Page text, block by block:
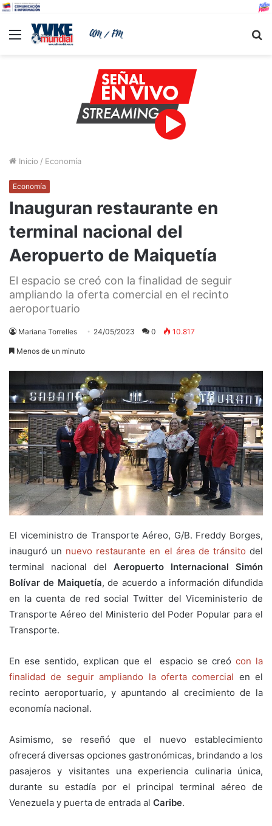
Menu
Inicio / Economía
Economía
Inauguran restaurante en
terminal nacional del
Aeropuerto de Maiquetía
El espacio se creó con la finalidad de seguir
ampliando la oferta comercial en el recinto
aeroportuario
Mariana Torrelles 24/05/2023 0 10.817
Menos de un minuto
El viceministro de Transporte Aéreo, G/B. Freddy Borges,
inauguró un nuevo restaurante en el área de tránsito del
terminal nacional del Aeropuerto Internacional Simón
Bolívar de Maiquetía, de acuerdo a información difundida
en la cuenta de red social Twitter del Viceministerio de
Transporte Aéreo del Ministerio del Poder Popular para el
Transporte.
En ese sentido, explican que el espacio se creócon la
finalidad de seguir ampliando la oferta comercial en el
recinto aeroportuario, y apuntando al crecimiento de la
economía nacional.
Asimismo, se reseñó que el nuevo establecimiento
ofrecerá diversas opciones gastronómicas, brindando a los
pasajeros y visitantes una experiencia culinaria única,
durante su estadía por el principal terminal aéreo de
Venezuela y puerta de entrada al Caribe.